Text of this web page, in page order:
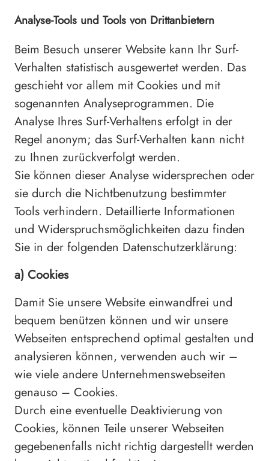
Analyse-Tools und Tools von Drittanbietern
Beim Besuch unserer Website kann Ihr Surf-
Verhalten statistisch ausgewertet werden. Das
geschieht vor allem mit Cookies und mit
sogenannten Analyseprogrammen. Die
Analyse Ihres Surf-Verhaltens erfolgt in der
Regel anonym; das Surf-Verhalten kann nicht
zu Ihnen zurückverfolgt werden.
Sie können dieser Analyse widersprechen oder
sie durch die Nichtbenutzung bestimmter
Tools verhindern. Detaillierte Informationen
und Widerspruchsmöglichkeiten dazu finden
Sie in der folgenden Datenschutzerklärung:
a) Cookies
Damit Sie unsere Website einwandfrei und
bequem benützen können und wir unsere
Webseiten entsprechend optimal gestalten und
analysieren können, verwenden auch wir –
wie viele andere Unternehmenswebseiten
genauso – Cookies.
Durch eine eventuelle Deaktivierung von
Cookies, können Teile unserer Webseiten
gegebenenfalls nicht richtig dargestellt werden